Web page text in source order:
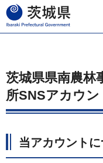
茨城県
茨城県県南農林
所SNSアカウ
当アカウント